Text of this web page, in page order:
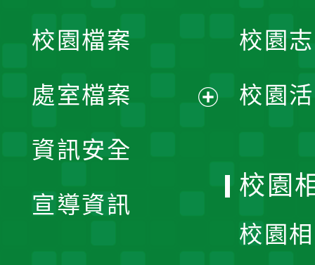
單
校園檔案
處室檔案
資訊安全
宣導資訊
校園
校園
校園
校園